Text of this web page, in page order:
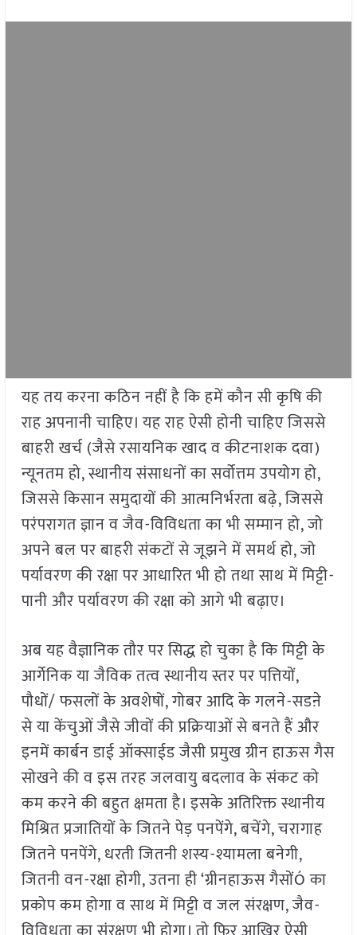
यह तय करना कठिन नहीं है कि हमें कौन सी कृषि की
राह अपनानी चाहिए। यह राह ऐसी होनी चाहिए जिससे
बाहरी खर्च (जैसे रसायनिक खाद व कीटनाशक दवा)
न्यूनतम हो, स्थानीय संसाधनों का सर्वोत्तम उपयोग हो,
जिससे किसान समुदायों की आत्मनिर्भरता बढ़े, जिससे
परंपरागत ज्ञान व जैव-विविधता का भी सम्मान हो, जो
अपने बल पर बाहरी संकटों से जूझने में समर्थ हो, जो
पर्यावरण की रक्षा पर आधारित भी हो तथा साथ में मिट्टी-
पानी और पर्यावरण की रक्षा को आगे भी बढ़ाए।
अब यह वैज्ञानिक तौर पर सिद्ध हो चुका है कि मिट्टी के
आर्गेनिक या जैविक तत्व स्थानीय स्तर पर पत्तियों,
पौधों/ फसलों के अवशेषों, गोबर आदि के गलने-सडऩे
से या केंचुओं जैसे जीवों की प्रक्रियाओं से बनते हैं और
इनमें कार्बन डाई ऑक्साईड जैसी प्रमुख ग्रीन हाऊस गैस
सोखने की व इस तरह जलवायु बदलाव के संकट को
कम करने की बहुत क्षमता है। इसके अतिरिक्त स्थानीय
मिश्रित प्रजातियों के जितने पेड़ पनपेंगे, बचेंगे, चरागाह
जितने पनपेंगे, धरती जितनी शस्य-श्यामला बनेगी,
जितनी वन-रक्षा होगी, उतना ही ‘ग्रीनहाऊस गैसोंÓ का
प्रकोप कम होगा व साथ में मिट्टी व जल संरक्षण, जैव-